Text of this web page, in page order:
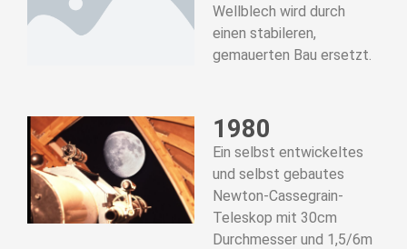
Wellblech wird durch
einen stabileren,
gemauerten Bau ersetzt.
1980
Ein selbst entwickeltes
und selbst gebautes
Newton-Cassegrain-
Teleskop mit 30cm
Durchmesser und 1,5/6m